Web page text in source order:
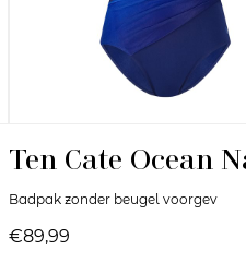
Ten Cate Ocean
Badpak zonder beugel voorgev
€89,99